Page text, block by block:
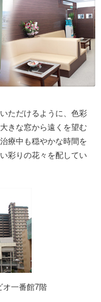
ただけるように、色彩
きな窓から遠くを望む
療中も穏やかな時間を
彩りの花々を配してい
オ一番館7階